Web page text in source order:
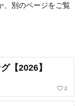
、別のページをご覧
【2026】
favorite_border 2